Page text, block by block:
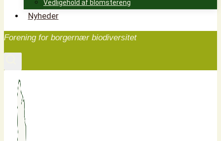
Vedligehold af blomstereng
Nyheder
Forening for borgernær biodiversitet